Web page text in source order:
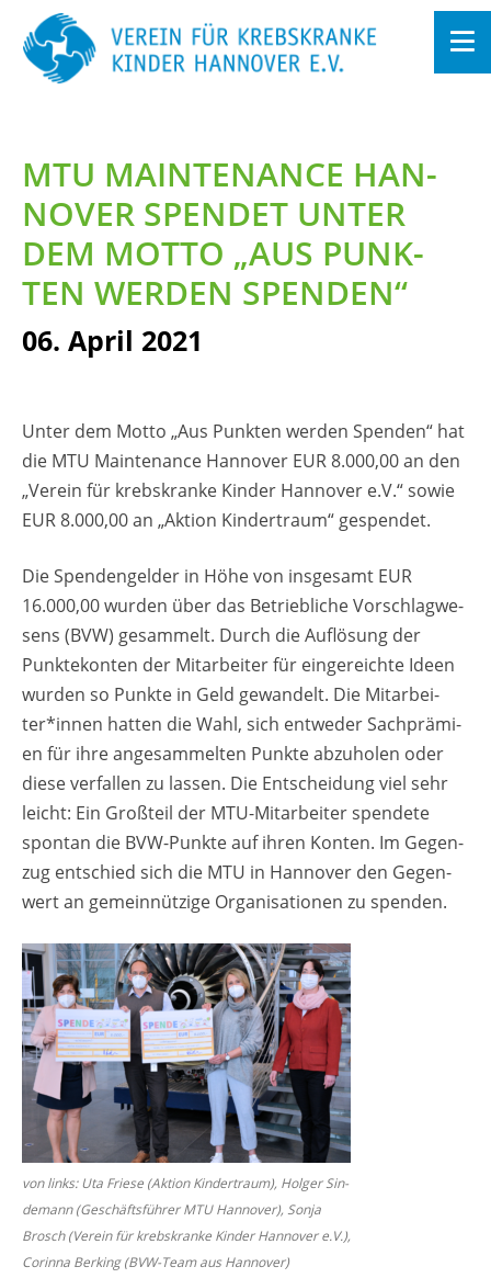
sprin­
gen
MTU MAIN­TEN­AN­CE HAN­
NO­VER SPEN­DET UNTER
DEM MOTTO „AUS PUNK­
TEN WER­DEN SPEN­DEN“
06. April 2021
Unter dem Motto „Aus Punk­ten wer­den Spen­den“ hat
die MTU Main­ten­an­ce Han­no­ver EUR 8.000,00 an den
„Ver­ein für krebs­kran­ke Kin­der Han­no­ver e.V.“ sowie
EUR 8.000,00 an „Ak­ti­on Kin­der­traum“ ge­spen­det.
Die Spen­den­gel­der in Höhe von ins­ge­samt EUR
16.000,00 wur­den über das Be­trieb­li­che Vor­schlag­we­
sens (BVW) ge­sam­melt. Durch die Auf­lö­sung der
Punk­te­kon­ten der Mit­ar­bei­ter für ein­ge­reich­te Ideen
wur­den so Punk­te in Geld ge­wan­delt. Die Mit­ar­bei­
ter*innen hat­ten die Wahl, sich ent­we­der Sach­prä­mi­
en für ihre an­ge­sam­mel­ten Punk­te ab­zu­ho­len oder
diese ver­fal­len zu las­sen. Die Ent­schei­dung viel sehr
leicht: Ein Gro­ß­teil der MTU-Mit­ar­bei­ter spen­de­te
spon­tan die BVW-Punk­te auf ihren Kon­ten. Im Ge­gen­
zug ent­schied sich die MTU in Han­no­ver den Ge­gen­
wert an ge­mein­nüt­zi­ge Or­ga­ni­sa­tio­nen zu spen­den.
von links: Uta Frie­se (Ak­ti­on Kin­der­traum), Hol­ger Sin­
de­mann (Ge­schäfts­füh­rer MTU Han­no­ver), Sonja
Brosch (Ver­ein für krebs­kran­ke Kin­der Han­no­ver e.V.),
Co­rin­na Ber­king (BVW-Team aus Han­no­ver)